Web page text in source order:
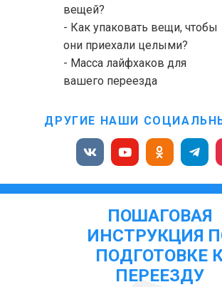
вещей?
- Как упаковать вещи, чтобы
они приехали целыми?
- Масса лайфхаков для
вашего переезда
ДРУГИЕ НАШИ
ПОШАГОВАЯ
ИНСТРУКЦИЯ
ПОДГОТОВКЕ
ПЕРЕЕЗДУ